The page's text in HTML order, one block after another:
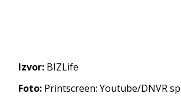
Izvor: BIZLife
Foto: Printscreen: Youtube/DNVR